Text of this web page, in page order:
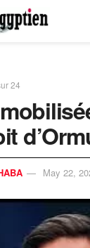
24
May 22,